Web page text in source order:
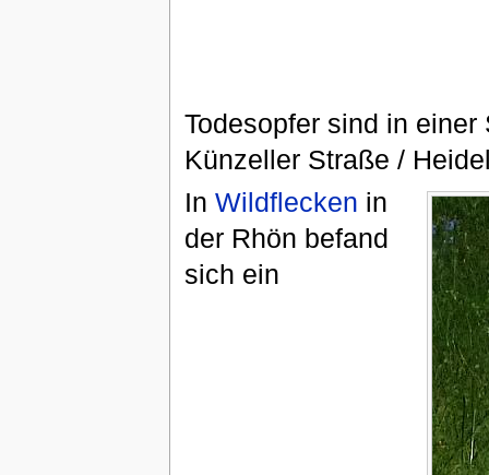
Todesopfer sind in
Künzeller Straße /
In Wildflecken in
der Rhön befand
sich ein